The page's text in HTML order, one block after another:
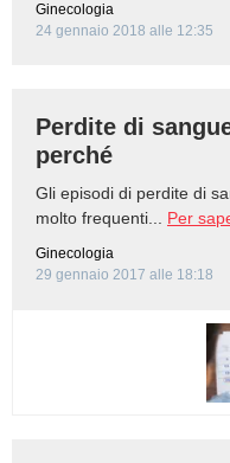
SESSO
DIETA
GUIDE
FORUM
Ginecologia
24 gennaio 2018 alle 12:35
Perdite di
perché
Gli episodi di perdite di
molto frequenti... Per
Ginecologia
29 gennaio 2017 alle 18:18